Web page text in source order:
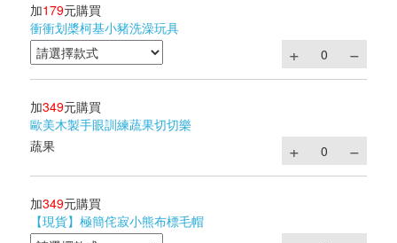
加179元購買
衝衝划槳柯基小豬洗澡玩具
加349元購買
歐美木製手眼訓練蔬果切切樂
蔬果
加349元購買
【現貨】極簡侘寂小熊布標毛帽